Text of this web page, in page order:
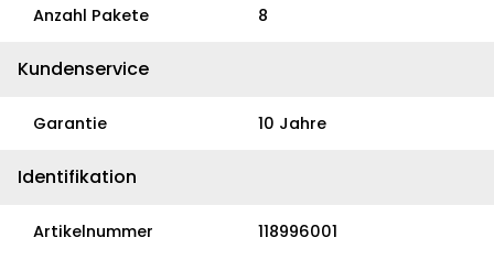
Anzahl Pakete 8
Kundenservice
Garantie 10 Jahre
Identifikation
Artikelnummer 118996001